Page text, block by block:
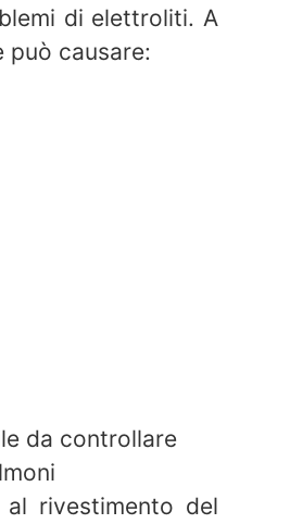
di elettroliti. A
può causare:
da controllare
rivestimento del